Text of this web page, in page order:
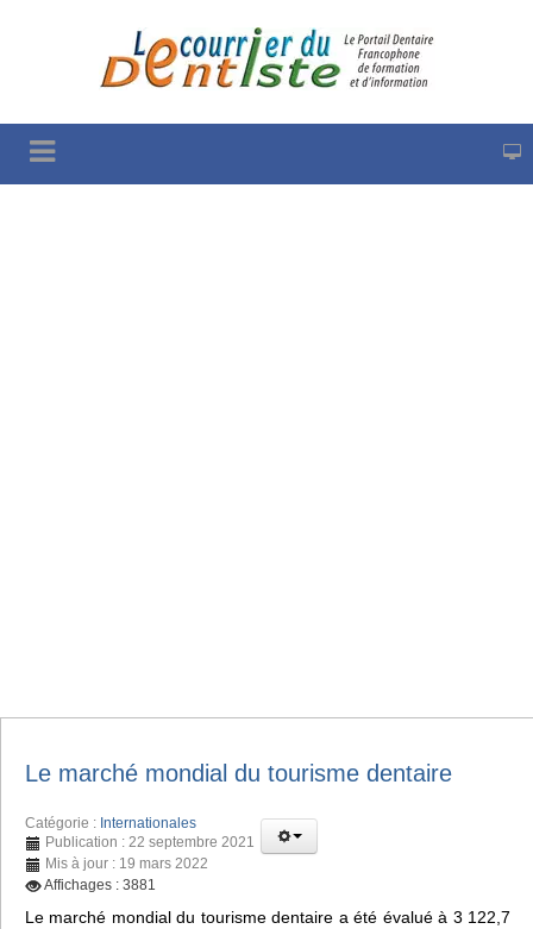
Le marché mondial du tourisme dentaire
Catégorie : Internationales
Publication : 22 septembre 2021
Mis à jour : 19 mars 2022
Affichages : 3881
Le marché mondial du tourisme dentaire a été évalué à 3 122,7